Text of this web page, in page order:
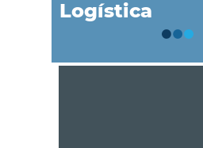
Logística